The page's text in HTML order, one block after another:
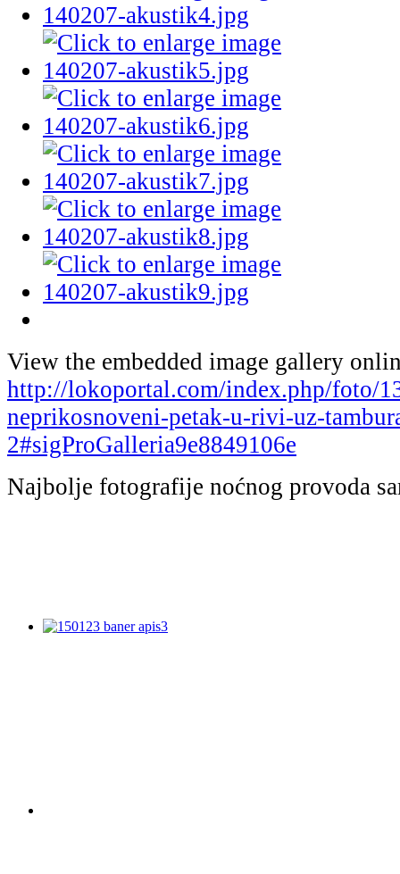
View the embedded image gallery
http://lokoportal.com/index.php/foto/
neprikosnoveni-petak-u-rivi-uz-
2#sigProGalleria9e8849106e
Najbolje fotografije noćnog provoda